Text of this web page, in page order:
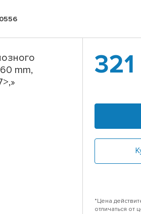
mm,
321
*Цена
отличаться от